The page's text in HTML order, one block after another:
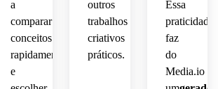
a
comparar
conceitos
rapidamente
e
outros
trabalhos
criativos
práticos.
Essa
praticidade
faz
do
Media.io